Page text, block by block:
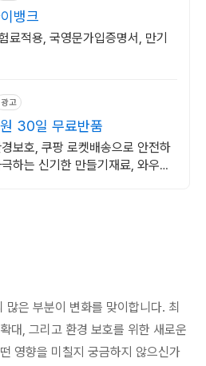
뱅크
증명서, 만기
광고
30일 무료반품
보호, 쿠팡 로켓배송으로 안전하
하는 신기한 만들기재료, 와우회
은 부분이 변화를 맞이합니다. 최
대, 그리고 환경 보호를 위한 새로운
영향을 미칠지 궁금하지 않으신가